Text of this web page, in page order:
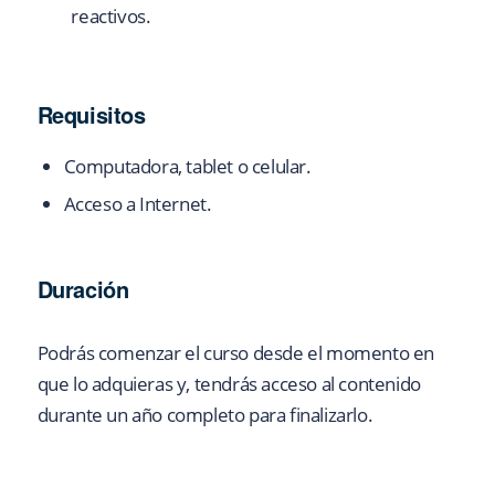
reactivos.
Requisitos
Computadora, tablet o celular.
Acceso a Internet.
Duración
Podrás comenzar el curso desde el momento en
que lo adquieras y, tendrás acceso al contenido
durante un año completo para finalizarlo.